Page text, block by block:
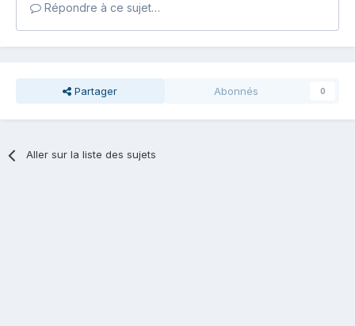
Répondre à ce sujet…
Partager Abonnés 0
Aller sur la liste des sujets